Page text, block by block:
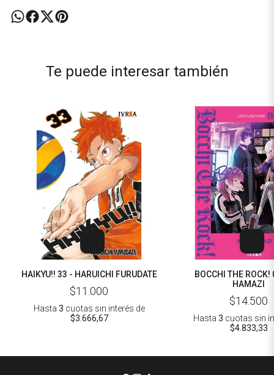
Te puede interesar también
HAIKYU!! 33 - HARUICHI FURUDATE
$11.000
Hasta 3 cuotas sin interés de
$3.666,67
BOCCHI THE
HAMAZI
$14.500
Hasta 3 cuotas sin
$4.833,33